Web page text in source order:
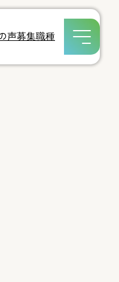
声募集職種